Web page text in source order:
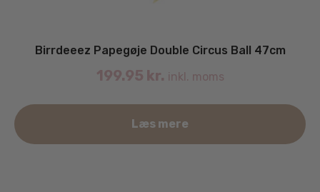
Birrdeeez Papegøje Double Circus Ball 47cm
199.95 kr. inkl. moms
Læs mere